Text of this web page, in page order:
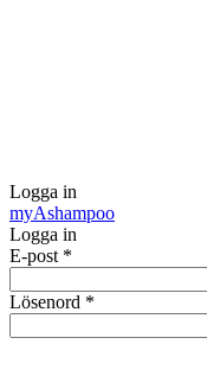
Logga in
myAshampoo
Logga in
E-post *
Lösenord *